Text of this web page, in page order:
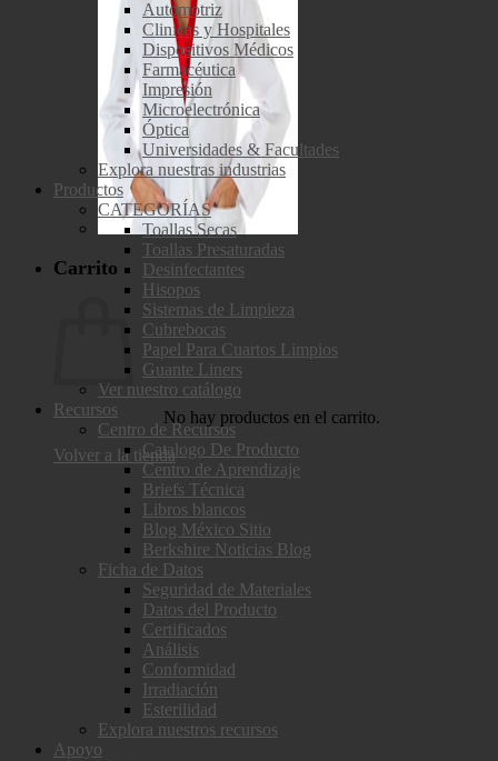
Carrito
No hay productos en el carrito.
Volver a la tienda
Automotriz
Clinicas y Hospitales
Dispositivos Médicos
Farmacéutica
Impresión
Microelectrónica
Óptica
Universidades & Facultades
Explora nuestras industrias
Productos
CATEGORÍAS
Toallas Secas
Toallas Presaturadas
Desinfectantes
Hisopos
Sistemas de Limpieza
Cubrebocas
Papel Para Cuartos Limpios
Guante Liners
Ver nuestro catálogo
Recursos
Centro de Recursos
Catalogo De Producto
Centro de Aprendizaje
Briefs Técnica
Libros blancos
Blog México Sitio
Berkshire Noticias Blog
Ficha de Datos
Seguridad de Materiales
Datos del Producto
Certificados
Análisis
Conformidad
Irradiación
Esterilidad
Explora nuestros recursos
Apoyo